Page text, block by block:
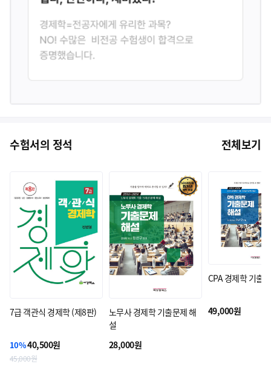
수험서의 정석 전체보기
7급 객관식 경제학 (제8판)
10%40,500원
45,000원
노무사 경제학 기출문제 해
설
28,000원
CPA 경제학 기출
49,000원